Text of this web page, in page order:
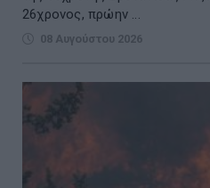
26χρονος, πρώην ...
08 Αυγούστου 2026